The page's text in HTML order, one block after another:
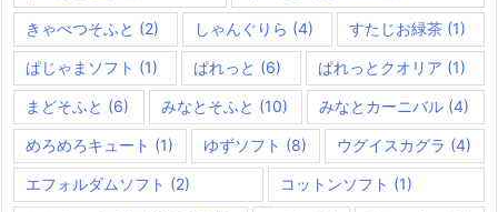
きゃべつそふと (2) しゃんぐりら (4) すたじお緑茶 (1)
ぱじゃまソフト (1) ぱれっと (6) ぱれっとクオリア (1)
まどそふと (6) みなとそふと (10) みなとカーニバル (4)
めろめろキュート (1) ゆずソフト (8) ウグイスカグラ (4)
エフォルダムソフト (2) コットンソフト (1)